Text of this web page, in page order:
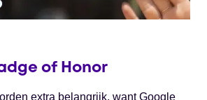
of Honor
extra belangrijk, want Google